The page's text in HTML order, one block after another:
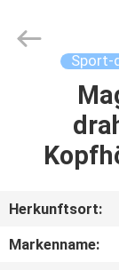
ÜBER
UNS
Co,ltd.
Sport-
Herkunftsort:
Markenname: